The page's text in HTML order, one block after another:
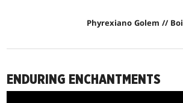
Phyrexiano Golem // Boi
ENDURING ENCHANTMENTS